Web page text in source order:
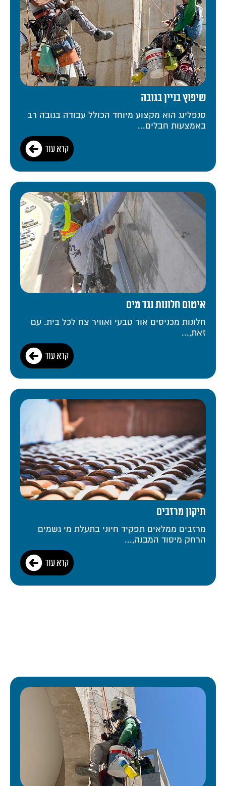
שיפוץ בניין בגובה
סנפלינג הוא מקצוע מיוחד הכולל עבודה בגובה רב
באמצעות חבלים...
קרא עוד
איטום חלונות נגד מים
חלונות מכניסים אור טבעי ואוויר צח לכל בית. עם
זאת,...
קרא עוד
תיקון מרזבים
מרזבים ממלאים תפקיד חיוני בתעלת מי גשמים
הרחק מיסוד המבנה,...
קרא עוד